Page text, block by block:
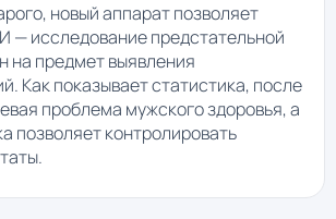
новый аппарат позволяет
— исследование предстательной
на предмет выявления
Как показывает статистика, после
проблема мужского здоровья, а
позволяет контролировать